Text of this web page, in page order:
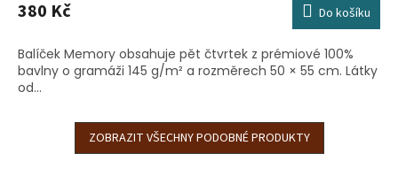
380 Kč Do košíku
Balíček Memory obsahuje pět čtvrtek z prémiové 100%
bavlny o gramáži 145 g/m² a rozměrech 50 × 55 cm. Látky
od...
ZOBRAZIT VŠECHNY PODOBNÉ PRODUKTY